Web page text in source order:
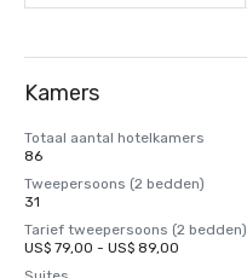
Kamers
Totaal aantal hotelkamers
86
Tweepersoons (2 bedden)
31
Tarief tweepersoons (2 bedden)
US$ 79,00 - US$ 89,00